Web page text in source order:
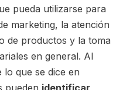
pueda utilizarse para
marketing, la atención
de productos y la toma
en general. Al
lo que se dice en